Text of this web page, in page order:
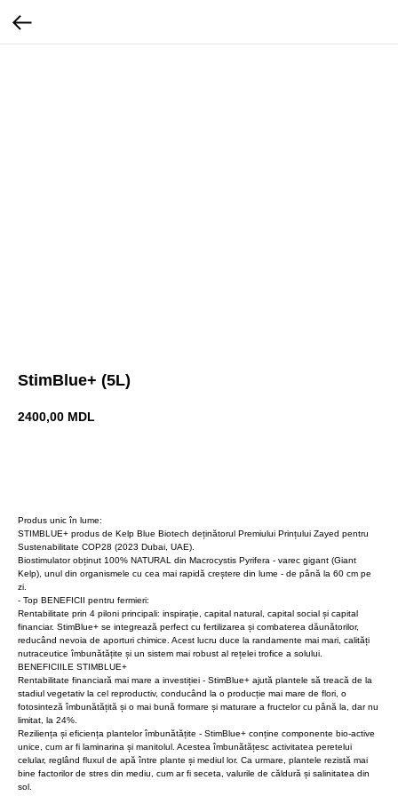
StimBlue+ (5L)
2400,00 MDL
Produs unic în lume:
STIMBLUE+ produs de Kelp Blue Biotech deținătorul Premiului Prințului Zayed pentru
Sustenabilitate COP28 (2023 Dubai, UAE).
Biostimulator obținut 100% NATURAL din Macrocystis Pyrifera - varec gigant (Giant
Kelp), unul din organismele cu cea mai rapidă creștere din lume - de până la 60 cm pe
zi.
- Top BENEFICII pentru fermieri:
Rentabilitate prin 4 piloni principali: inspirație, capital natural, capital social și capital
financiar. StimBlue+ se integrează perfect cu fertilizarea și combaterea dăunătorilor,
reducând nevoia de aporturi chimice. Acest lucru duce la randamente mai mari, calități
nutraceutice îmbunătățite și un sistem mai robust al rețelei trofice a solului.
BENEFICIILE STIMBLUE+
Rentabilitate financiară mai mare a investiției - StimBlue+ ajută plantele să treacă de la
stadiul vegetativ la cel reproductiv, conducând la o producție mai mare de flori, o
fotosinteză îmbunătățită și o mai bună formare și maturare a fructelor cu până la, dar nu
limitat, la 24%.
Reziliența și eficiența plantelor îmbunătățite - StimBlue+ conține componente bio-active
unice, cum ar fi laminarina și manitolul. Acestea îmbunătățesc activitatea peretelui
celular, reglând fluxul de apă între plante și mediul lor. Ca urmare, plantele rezistă mai
bine factorilor de stres din mediu, cum ar fi seceta, valurile de căldură și salinitatea din
sol.